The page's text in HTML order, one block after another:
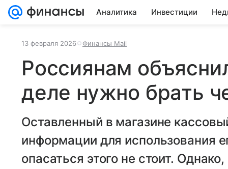
Аналитика Инвестиции
13 февраля 2026 Финансы Mail
Россиянам
деле нужно брать
Оставленный в магазине
информации для использования
опасаться этого не стоит.